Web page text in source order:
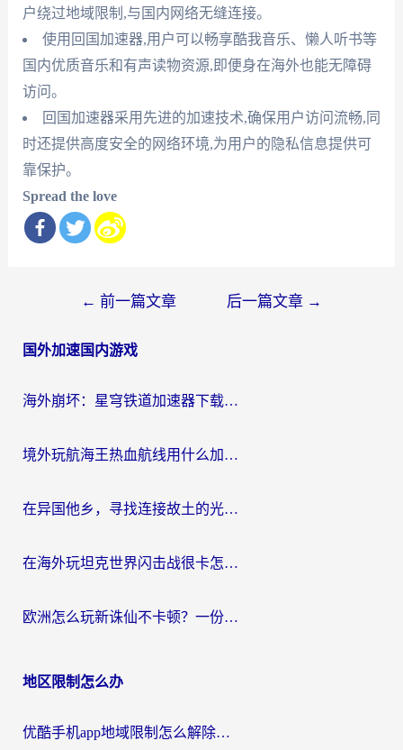
户绕过地域限制,与国内网络无缝连接。
使用回国加速器,用户可以畅享酷我音乐、懒人听书等
国内优质音乐和有声读物资源,即便身在海外也能无障碍
访问。
回国加速器采用先进的加速技术,确保用户访问流畅,同
时还提供高度安全的网络环境,为用户的隐私信息提供可
靠保护。
Spread the love
导
← 前一篇文章 后一篇文章 →
国外加速国内游戏
海外崩坏：星穹铁道加速器下载安装：一份给游子的终极网络指南
境外玩航海王热血航线用什么加速器？2026海外玩家实测最优方案（附欧洲问道堡垒前线加速技巧）
在异国他乡，寻找连接故土的光明大陆免费加速器
在海外玩坦克世界闪击战很卡怎么办？老玩家亲测有效的加速器选择指南
欧洲怎么玩新诛仙不卡顿？一份给海外游子的国服游戏畅玩指南
地区限制怎么办
优酷手机app地域限制怎么解除？海外党亲测有效的追剧方案